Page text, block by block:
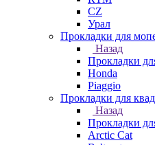
СZ
Урал
Прокладки для
Назад
Прокладки
Honda
Piaggio
Прокладки для
Назад
Прокладки
Arctic Cat